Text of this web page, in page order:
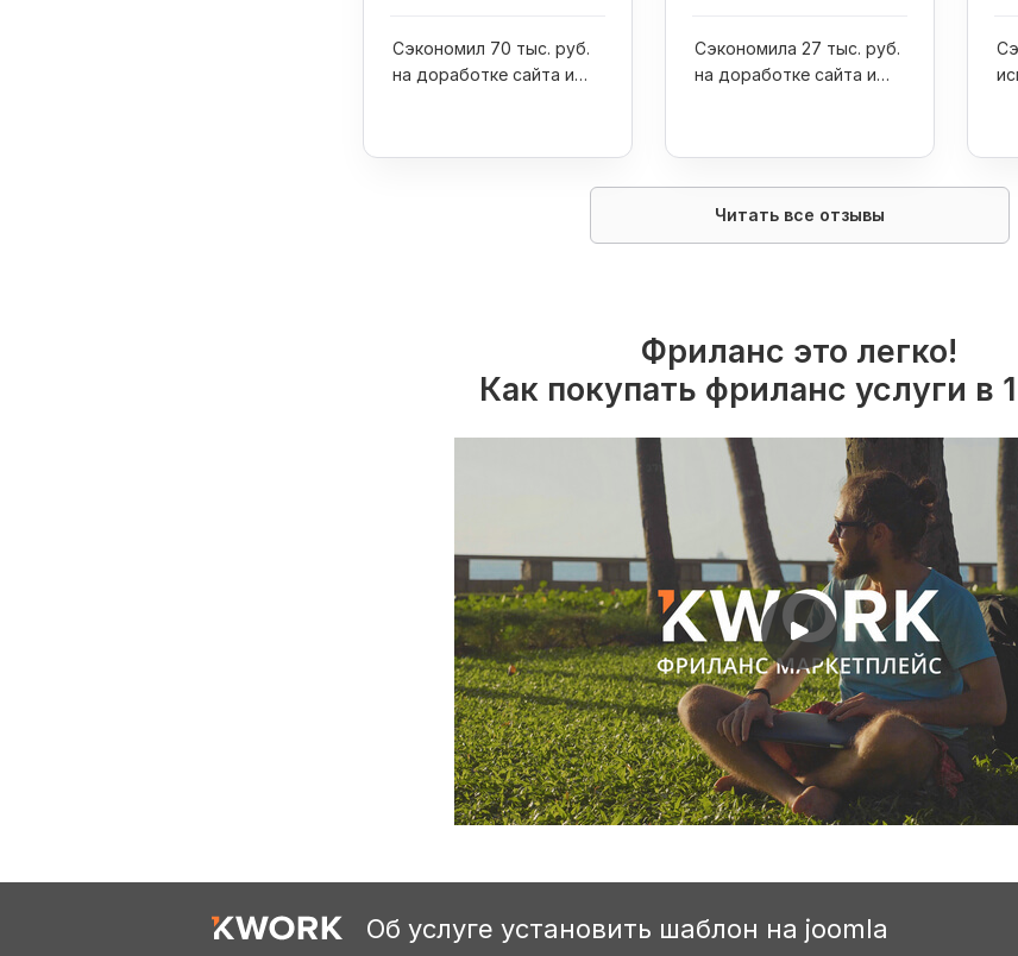
Сэкономил 70 тыс. руб.
на доработке сайта и
Сэкономила 27 тыс. руб.
на доработке сайта и
раза
Читать все отзывы
Фриланс это легко!
Как покупать фриланс услуги в
Об услуге установить шаблон на joomla